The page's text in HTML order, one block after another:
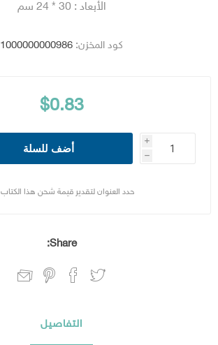
الأبعاد : 30 * 24 سم
كود المخزن: 1000000000986
$0.83
i
h
أضف للسلة
حدد العنوان لتقدير قيمة شحن هذا الكتاب
Share:
التفاصيل